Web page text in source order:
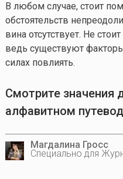
В любом случае, стоит
обстоятельств
вина отсутствует. Не
ведь существуют
силах повлиять.
Смотрите значения
алфавитном
Магдалина Гросс
Специально для